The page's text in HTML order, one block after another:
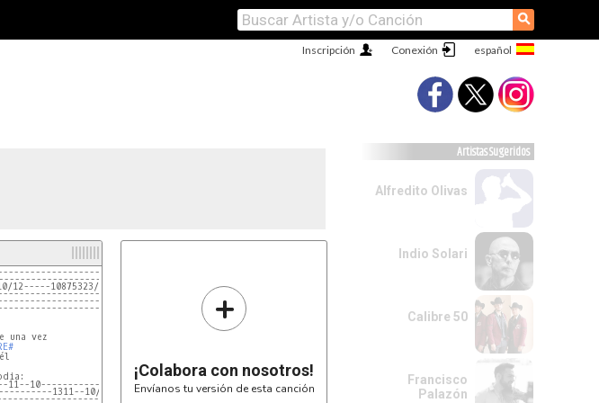
⚲
Conexión
Inscripción
12-----10875323/5v--
una vez
11--10-------------------
1311--10/11/13--
+
¡Colabora con nosotros!
Envíanos tu versión de esta canción
Artistas Sugeridos
Alfredito Olivas
Indio Solari
Calibre 50
Francisco
Palazón